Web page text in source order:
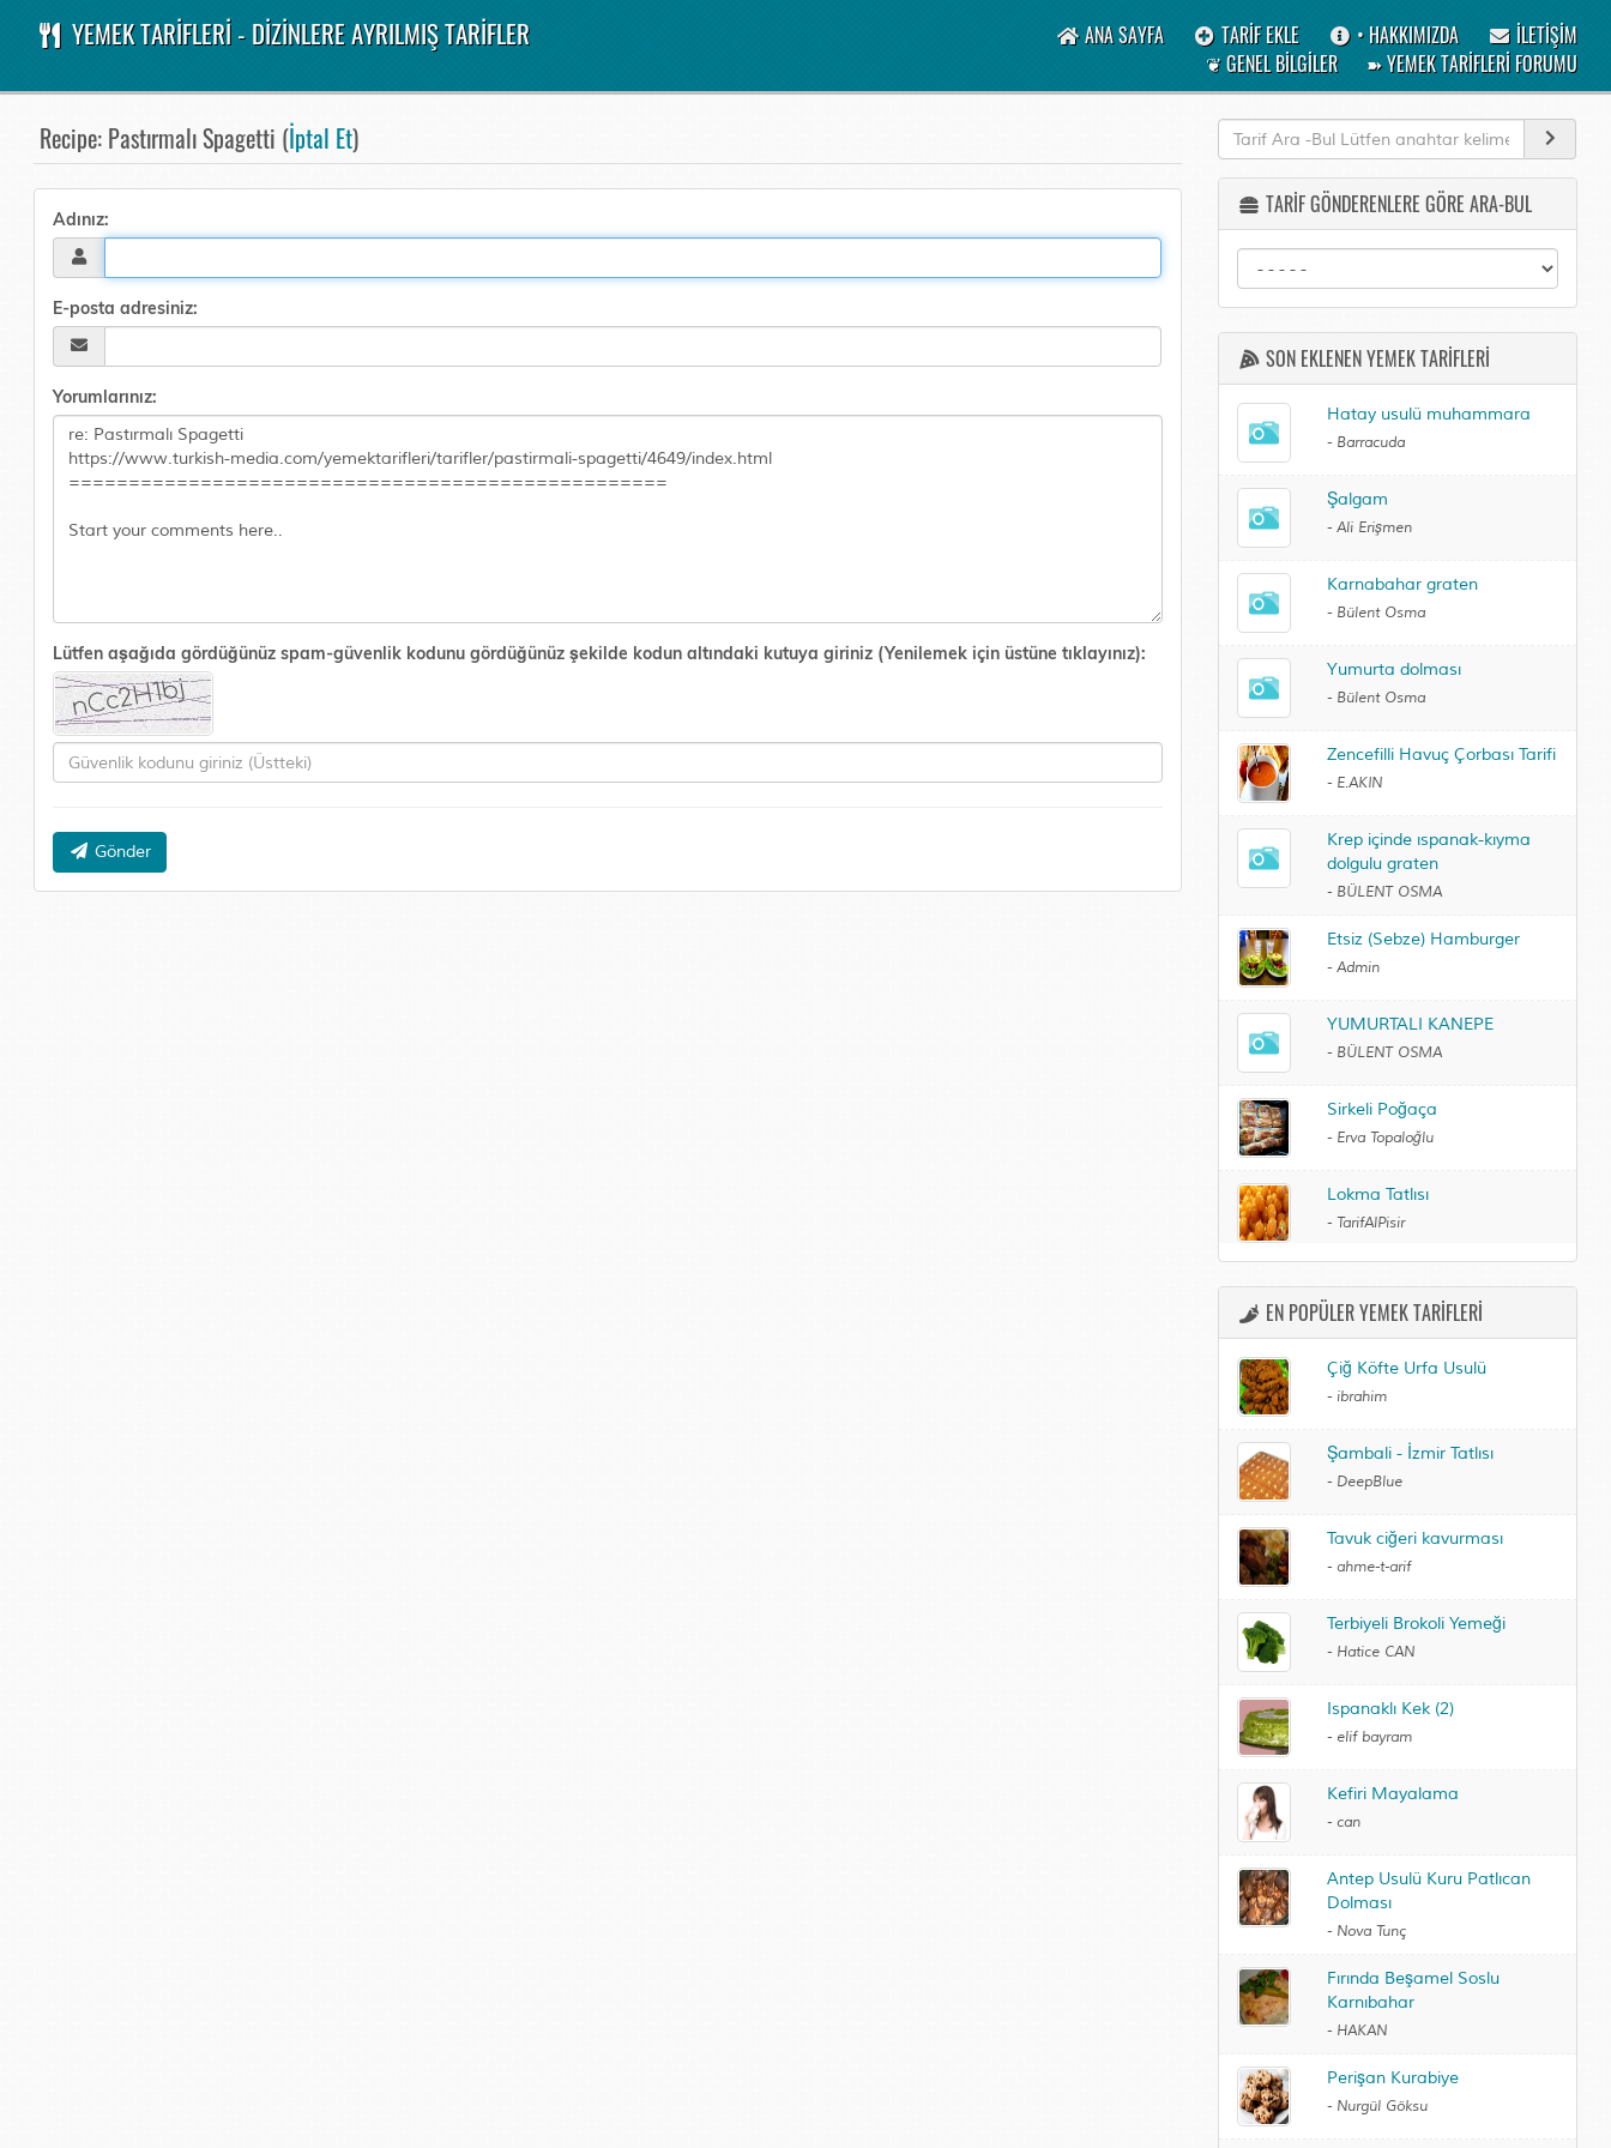
YEMEK TARİFLERİ - DİZİNLERE AYRILMIŞ TARİFLER ANA SAYFA TARİF EKLE • HAKKIMIZDA
İLETİŞİM
❦ GENEL BİLGİLER
➽ YEMEK TARİFLERİ FORUMU
Recipe: Pastırmalı Spagetti (İptal Et)
Adınız:
E-posta adresiniz:
Yorumlarınız:
Lütfen aşağıda gördüğünüz spam-güvenlik kodunu gördüğünüz şekilde kodun altındaki kutuya giriniz (Yenilemek için üstüne tıklayınız):
Gönder
TARİF GÖNDERENLERE GÖRE ARA-BUL
SON EKLENEN YEMEK TARİFLERİ
Hatay usulü muhammara
- Barracuda
Şalgam
- Ali Erişmen
Karnabahar graten
- Bülent Osma
Yumurta dolması
- Bülent Osma
Zencefilli Havuç Çorbası Tarifi
- E.AKIN
Krep içinde ıspanak-kıyma
dolgulu graten
- BÜLENT OSMA
Etsiz (Sebze) Hamburger
- Admin
YUMURTALI KANEPE
- BÜLENT OSMA
Sirkeli Poğaça
- Erva Topaloğlu
Lokma Tatlısı
- TarifAlPisir
EN POPÜLER YEMEK TARİFLERİ
Çiğ Köfte Urfa Usulü
- ibrahim
Şambali - İzmir Tatlısı
- DeepBlue
Tavuk ciğeri kavurması
- ahme-t-arif
Terbiyeli Brokoli Yemeği
- Hatice CAN
Ispanaklı Kek (2)
- elif bayram
Kefiri Mayalama
- can
Antep Usulü Kuru Patlıcan
Dolması
- Nova Tunç
Fırında Beşamel Soslu
Karnıbahar
- HAKAN
Perişan Kurabiye
- Nurgül Göksu